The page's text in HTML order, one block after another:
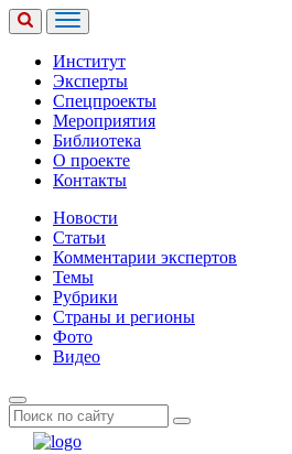
Институт
Эксперты
Спецпроекты
Мероприятия
Библиотека
О проекте
Контакты
Новости
Статьи
Комментарии экспертов
Темы
Рубрики
Страны и регионы
Фото
Видео